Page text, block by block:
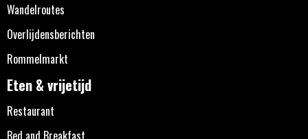
Wandelroutes
Overlijdensberichten
Rommelmarkt
Eten & vrijetijd
Restaurant
Bed and Breakfast